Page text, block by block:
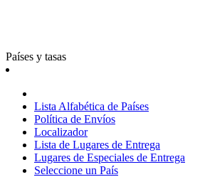
Países y tasas
Lista Alfabética de Países
Política de Envíos
Localizador
Lista de Lugares de Entrega
Lugares de Especiales de Entrega
Seleccione un País